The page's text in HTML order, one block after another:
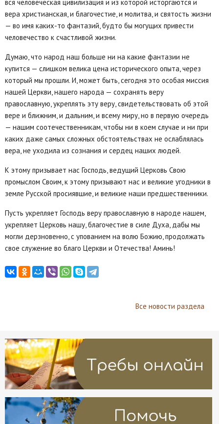
вся человеческая цивилизация и из которой исторгаются и
вера христианская, и благочестие, и молитва, и святость жизни
— во имя каких-то фантазий, будто бы могущих привести
человечество к счастливой жизни.
Думаю, что народ наш больше ни на какие фантазии не
купится — слишком велика цена исторического опыта, через
который мы прошли. И, может быть, сегодня это особая миссия
нашей Церкви, нашего народа — сохранять веру
православную, укреплять эту веру, свидетельствовать об этой
вере и ближним, и дальним, и всему миру, но в первую очередь
— нашим соотечественникам, чтобы ни в коем случае и ни при
каких даже самых сложных обстоятельствах не ослаблялась
вера, не уходила из сознания и сердец наших людей.
К этому призывает нас Господь, ведущий Церковь Свою
промыслом Своим, к этому призывают нас и великие угодники в
земле Русской просиявшие, и великие наши предшественники.
Пусть укрепляет Господь веру православную в народе нашем,
укрепляет Церковь нашу, благочестие в силе Духа, дабы мы
могли дерзновенно, с упованием на волю Божию, продолжать
свое служение во благо Церкви и Отечества! Аминь!
Все новости раздела